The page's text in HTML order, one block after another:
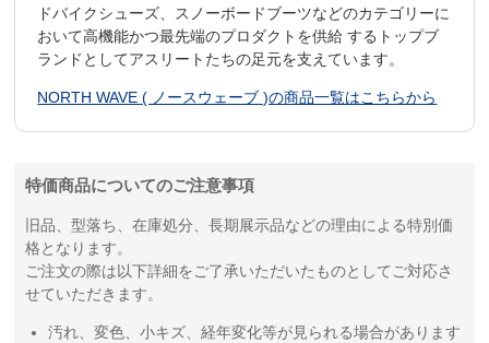
ドバイクシューズ、スノーボードブーツなどのカテゴリーに
おいて高機能かつ最先端のプロダクトを供給 するトップブ
ランドとしてアスリートたちの足元を支えています。
NORTH WAVE ( ノースウェーブ )の商品一覧はこちらから
特価商品についてのご注意事項
旧品、型落ち、在庫処分、長期展示品などの理由による特別価
格となります。
ご注文の際は以下詳細をご了承いただいたものとしてご対応さ
せていただきます。
汚れ、変色、小キズ、経年変化等が見られる場合があります